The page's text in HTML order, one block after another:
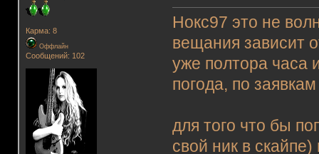
Карма: 8
Оффлайн
Сообщений: 102
Нокс97 это не
вещания зависит
уже полтора часа
погода, по
для того что бы
свой ник в